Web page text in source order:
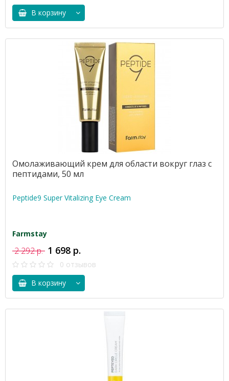
В корзину
Омолаживающий крем для области вокруг глаз с
пептидами, 50 мл
Peptide9 Super Vitalizing Eye Cream
Farmstay
2 292 р. 1 698 р.
0 отзывов
В корзину